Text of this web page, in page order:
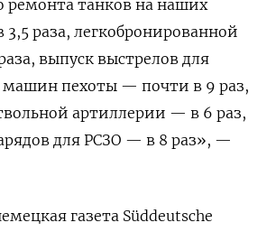
ремонта танков на наших
3,5 раза, легкобронированной
выпуск выстрелов для
машин пехоты — почти в 9 раз,
артиллерии — в 6 раз,
для РСЗО — в 8 раз», —
газета Süddeutsche